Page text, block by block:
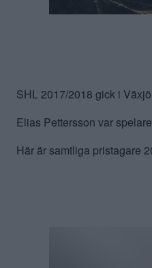
SHL 2017/2018 gick i
Elias Pettersson var
Här är samtliga pristagare